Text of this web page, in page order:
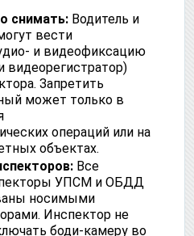
снимать: Водитель и
вести
и видеофиксацию
видеорегистратор)
Запретить
может только в
операций или на
объектах.
Все
УПСМ и ОБДД
носимыми
Инспектор не
боди-камеру во